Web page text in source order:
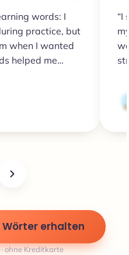
words: I
practice, but
when I wanted
helped me
much faster.”
“I
Wörter erhalten
ohne Kreditkarte